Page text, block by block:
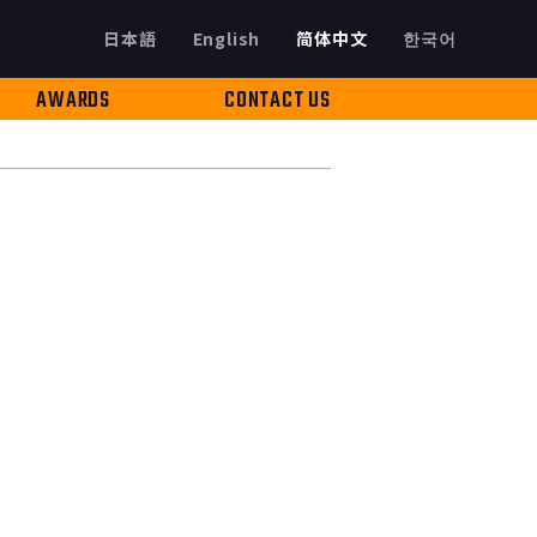
日本語 한국어
English 简体中文
AWARDS CONTACT US